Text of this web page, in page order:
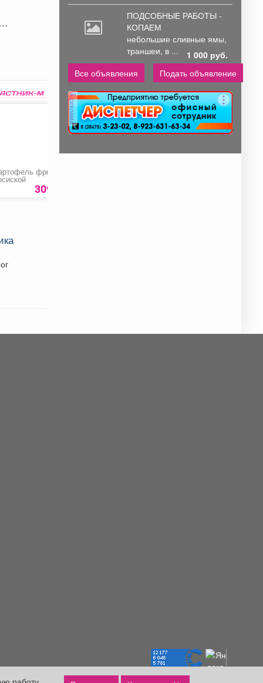
фри с
309 руб.
ПОДСОБНЫЕ РАБОТЫ -
КОПАЕМ
небольшие сливные ямы,
траншеи, в ...
1 000 руб.
Все объявления
Подать объявление
реклама